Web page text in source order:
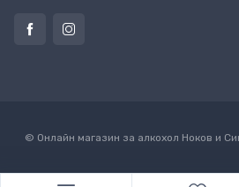
© Онлайн магазин за алкохол Ноков и